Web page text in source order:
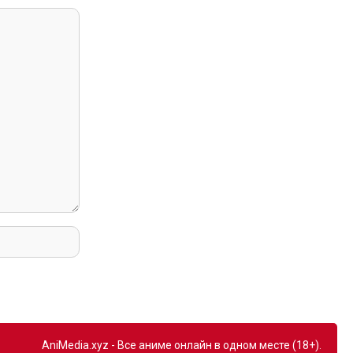
AniMedia.xyz - Все аниме онлайн в одном месте (18+).